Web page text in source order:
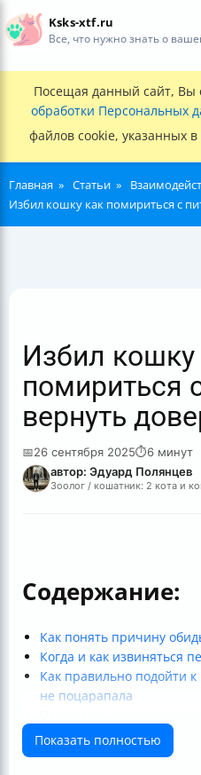
Ksks-xtf.ru
Все, что нужно знать о
Посещая данный сайт, Вы
обработки Персональных
файлов cookie, указанных
Главная Статьи
Избил кошку как помириться с
Избил кошку
помириться
вернуть
📅26 сентября 2025⏱6 минут
автор: Эдуард Полянцев
Зоолог / кошатник: 2 кота и
Содержание:
Как понять причину
Когда и как извиняться
Как правильно подойти
не поцарапала
ваше сожаление
Как лакомства и игры
Показать полностью